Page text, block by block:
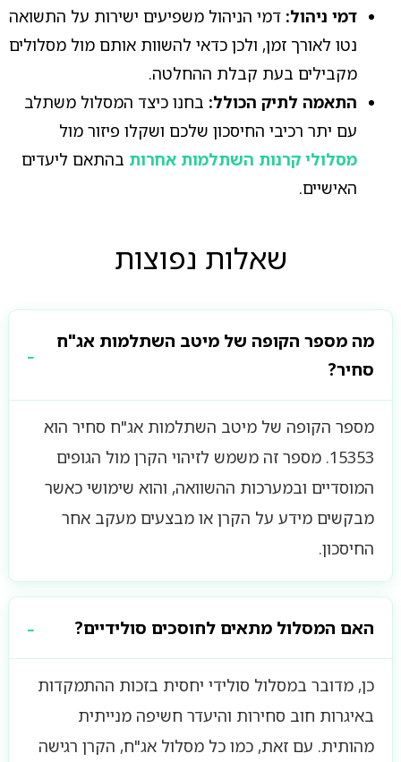
דמי ניהול: דמי הניהול משפיעים ישירות על התשואה
נטו לאורך זמן, ולכן כדאי להשוות אותם מול מסלולים
מקבילים בעת קבלת ההחלטה.
התאמה לתיק הכולל: בחנו כיצד המסלול משתלב
עם יתר רכיבי החיסכון שלכם ושקלו פיזור מול
מסלולי קרנות השתלמות אחרות בהתאם ליעדים
האישיים.
שאלות נפוצות
מה מספר הקופה של מיטב השתלמות אג"ח
סחיר?
מספר הקופה של מיטב השתלמות אג"ח סחיר הוא
15353. מספר זה משמש לזיהוי הקרן מול הגופים
המוסדיים ובמערכות ההשוואה, והוא שימושי כאשר
מבקשים מידע על הקרן או מבצעים מעקב אחר
החיסכון.
האם המסלול מתאים לחוסכים סולידיים?
כן, מדובר במסלול סולידי יחסית בזכות ההתמקדות
באיגרות חוב סחירות והיעדר חשיפה מנייתית
מהותית. עם זאת, כמו כל מסלול אג"ח, הקרן רגישה